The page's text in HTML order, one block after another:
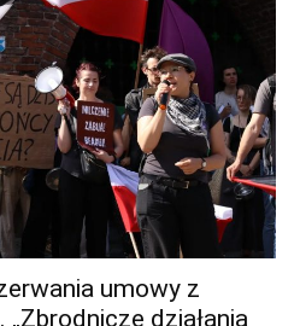
umowy z
działania